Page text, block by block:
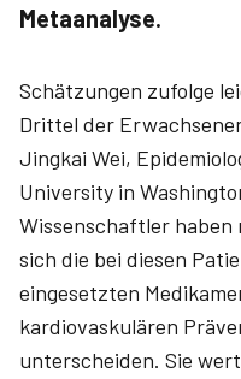
Metaanalyse.
Schätzungen zufolge
Drittel der
Jingkai Wei,
University in
Wissenschaftler haben
sich die bei diesen
eingesetzten
kardiovaskulären
unterscheiden. Sie